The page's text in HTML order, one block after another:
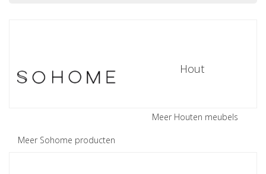
Meer Sohome producten
Hout
Meer Houten meubels